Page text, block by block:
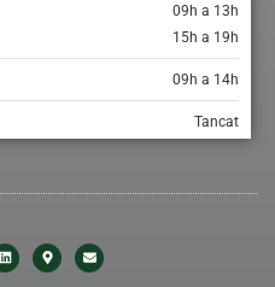
09h a 13h
15h a 19h
09h a 14h
Tancat